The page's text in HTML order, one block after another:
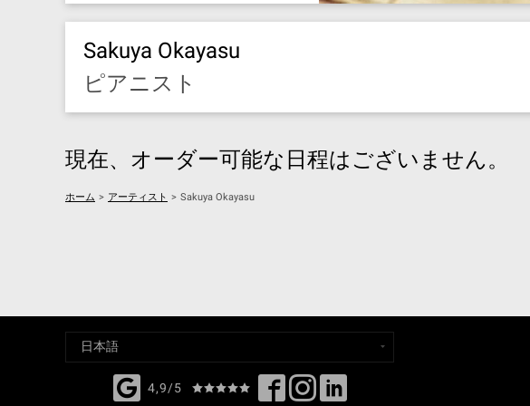
Sakuya Okayasu
ピアニスト
現在、オーダー可能な日程はございません。
ホーム > アーティスト > Sakuya Okayasu
4,9/5